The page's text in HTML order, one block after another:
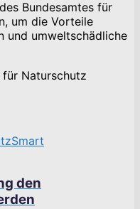
Bundesamtes für
um die Vorteile
und umweltschädliche
Naturschutz
Smart
den